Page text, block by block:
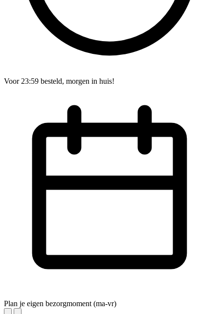
Voor 23:59 besteld, morgen in huis!
Plan je eigen bezorgmoment (ma-vr)